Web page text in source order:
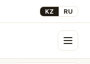
Select your
KZ RU
Мәзір